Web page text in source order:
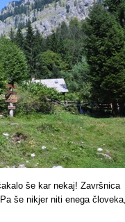
še kar nekaj! Završnica
še nikjer niti enega